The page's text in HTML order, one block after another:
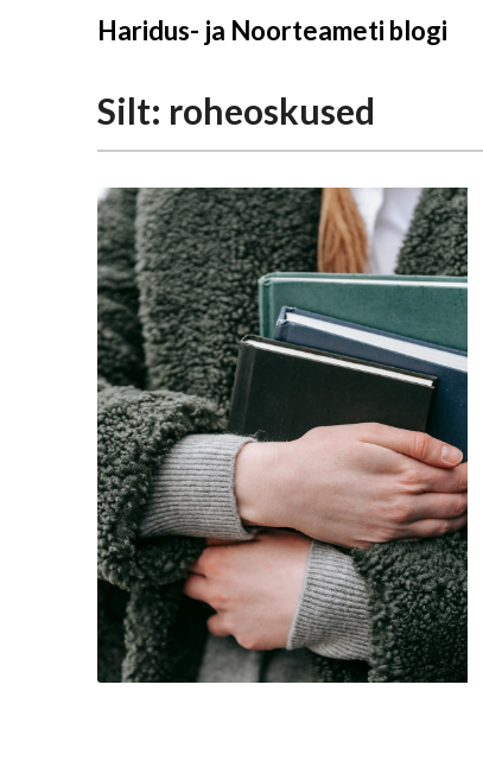
Haridus- ja Noorteameti blogi
Silt: roheoskused